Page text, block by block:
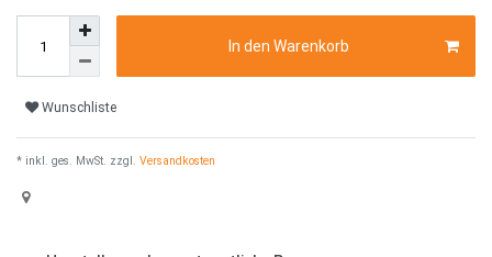
In den Warenkorb
Wunschliste
* inkl. ges. MwSt. zzgl. Versandkosten